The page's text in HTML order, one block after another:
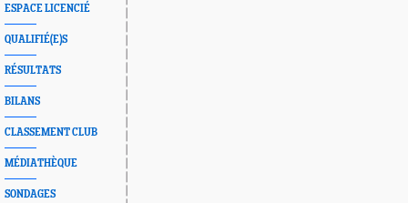
ESPACE LICENCIÉ
QUALIFIÉ(E)S
RÉSULTATS
BILANS
CLASSEMENT CLUB
MÉDIATHÈQUE
SONDAGES